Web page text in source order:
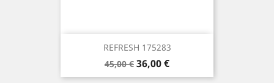
REFRESH 175283
Precio
base
45,00 € Precio
36,00 €